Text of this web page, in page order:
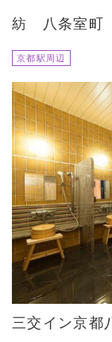
紡 八条室町
京都駅周辺
三交イン京都